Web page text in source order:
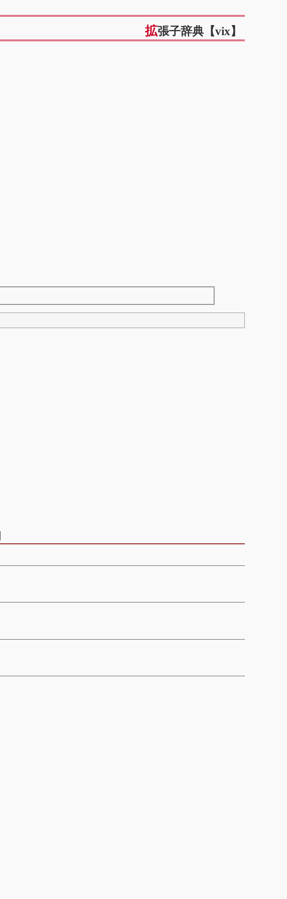
拡張子辞典【vix】